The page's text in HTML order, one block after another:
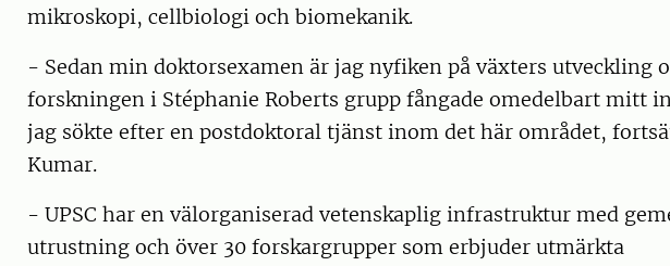
mikroskopi, cellbiologi och biomekanik.
- Sedan min doktorsexamen är jag nyfiken på växters utveckling
forskningen i Stéphanie Roberts grupp fångade omedelbart mitt
jag sökte efter en postdoktoral tjänst inom det här området,
Kumar.
- UPSC har en välorganiserad vetenskaplig infrastruktur med
utrustning och över 30 forskargrupper som erbjuder utmärkta